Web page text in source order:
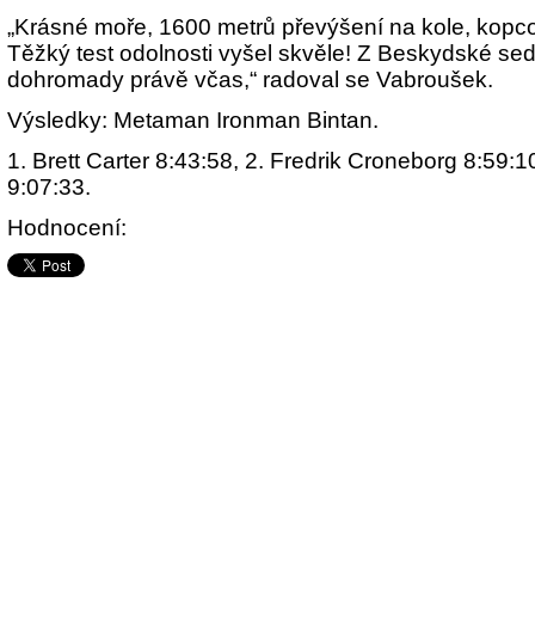
„Krásné moře, 1600 metrů převýšení na kole,
Těžký test odolnosti vyšel skvěle! Z Beskydské
dohromady právě včas,“ radoval se Vabroušek.
Výsledky: Metaman Ironman Bintan.
1. Brett Carter 8:43:58, 2. Fredrik Croneborg
9:07:33.
Hodnocení: